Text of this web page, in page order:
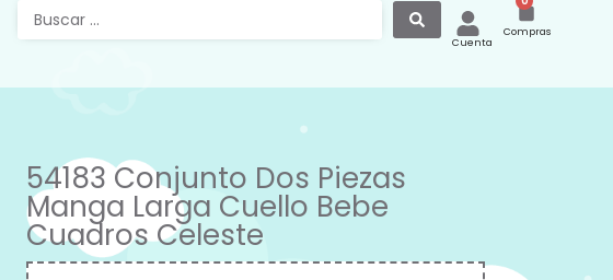
Cuenta
Compras
54183 Conjunto Dos Piezas
Manga Larga Cuello Bebe
Cuadros Celeste